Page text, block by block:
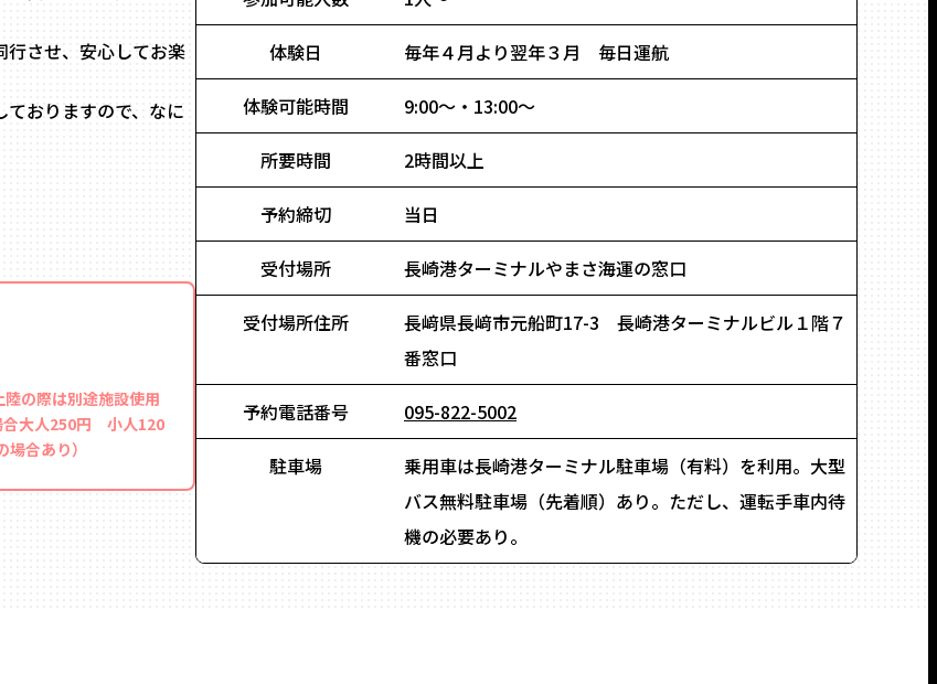
行させ、安心してお楽
おりますので、なに
の際は別途施設使用
合大人250円 小人120
合あり）
体験日 毎年４月より翌年３月 毎日運航
体験可能時間 9:00～・13:00～
所要時間 2時間以上
予約締切 当日
受付場所 長崎港ターミナルやまさ海運の窓口
受付場所住所
長﨑県長﨑市元船町17-3 長崎港ターミナルビル１階７
番窓口
予約電話番号 095-822-5002
駐車場
乗用車は長崎港ターミナル駐車場（有料）を利用。大型
バス無料駐車場（先着順）あり。ただし、運転手車内待
機の必要あり。